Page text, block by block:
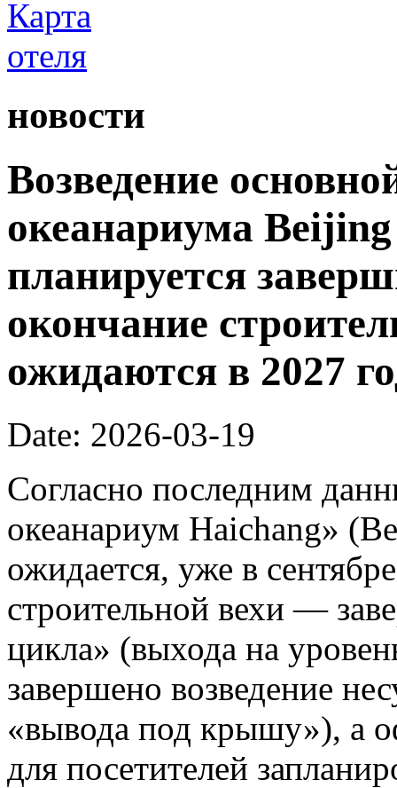
новости
Возведение
океанариума
планируется
окончание
ожидаются в 2027
Date: 2026-03-19
Согласно последним
океанариум Haichang»
ожидается, уже в
строительной вехи —
цикла» (выхода на
завершено возведение
«вывода под крышу»), а
для посетителей